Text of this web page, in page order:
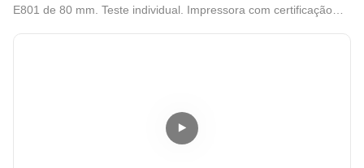
E801 de 80 mm. Teste individual. Impressora com certificação